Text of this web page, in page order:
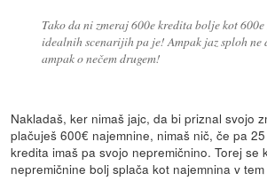
Tako da ni zmeraj 600e kredita bolje kot
idealnih scenarijih pa je! Ampak jaz sploh ne
ampak o nečem drugem!
Nakladaš, ker nimaš jajc, da bi priznal svojo
plačuješ 600€ najemnine, nimaš nič, če pa
kredita imaš pa svojo nepremičnino. Torej se
nepremičnine bolj splača kot najemnina v